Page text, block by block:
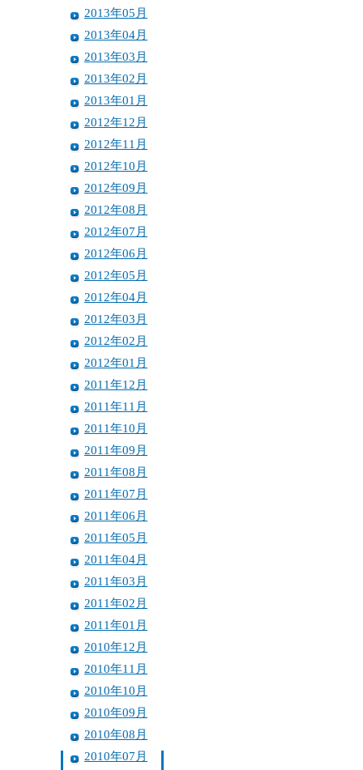
2013年05月
2013年04月
2013年03月
2013年02月
2013年01月
2012年12月
2012年11月
2012年10月
2012年09月
2012年08月
2012年07月
2012年06月
2012年05月
2012年04月
2012年03月
2012年02月
2012年01月
2011年12月
2011年11月
2011年10月
2011年09月
2011年08月
2011年07月
2011年06月
2011年05月
2011年04月
2011年03月
2011年02月
2011年01月
2010年12月
2010年11月
2010年10月
2010年09月
2010年08月
2010年07月